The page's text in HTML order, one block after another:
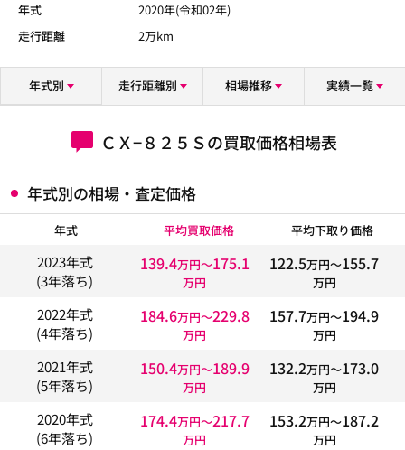
年式
2020年(令和02年)
走行距離
2万km
年式別 走行距離別 相場推移 実績一覧
ＣＸ−８２５Ｓの買取価格相場表
年式別の相場・査定価格
年式 平均買取価格 平均下取り価格
2023年式
(3年落ち)
139.4万円〜175.1
万円
122.5万円〜155.7
万円
2022年式
(4年落ち)
184.6万円〜229.8
万円
157.7万円〜194.9
万円
2021年式
(5年落ち)
150.4万円〜189.9
万円
132.2万円〜173.0
万円
2020年式
(6年落ち)
174.4万円〜217.7
万円
153.2万円〜187.2
万円